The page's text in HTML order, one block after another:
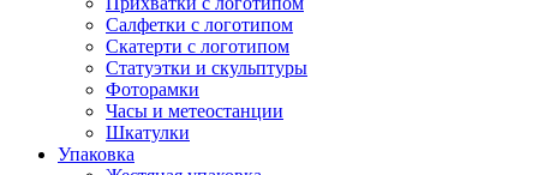
Салфетки с логотипом
Скатерти с логотипом
Статуэтки и скульптуры
Фоторамки
Часы и метеостанции
Шкатулки
Упаковка